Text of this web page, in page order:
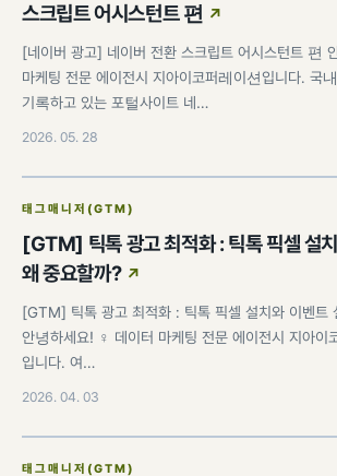
스크립트 어시스턴트 편
[네이버 광고] 네이버 전환 스크립트 어시스턴트 편
마케팅 전문 에이전시 지아이코퍼레이션입니다. 국
기록하고 있는 포털사이트 네…
2026. 05. 28
태그매니저(GTM)
[GTM] 틱톡 광고 최적화 : 틱톡 픽셀 설
왜 중요할까?
[GTM] 틱톡 광고 최적화 : 틱톡 픽셀 설치와 이벤트
안녕하세요! ♀️ 데이터 마케팅 전문 에이전시 지아
입니다. 여…
2026. 04. 03
태그매니저(GTM)